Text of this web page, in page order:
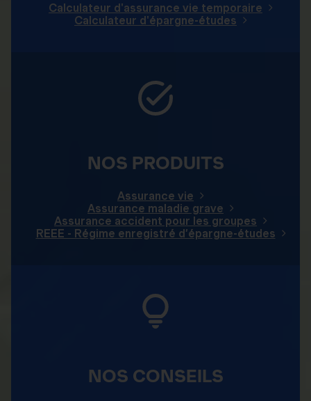
Calculateur d'assurance vie temporaire
Calculateur d'épargne-études
NOS PRODUITS
Assurance vie
Assurance maladie grave
Assurance accident pour les groupes
REEE - Régime enregistré d’épargne-études
NOS CONSEILS